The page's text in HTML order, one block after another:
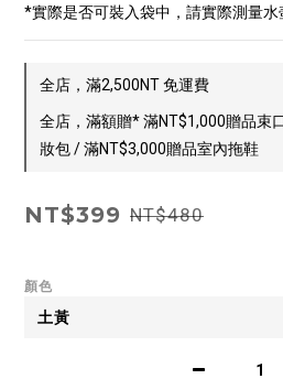
*實際是否可裝入袋中，請實際測量水
全店，滿2,500NT 免運費
全店，滿額贈* 滿NT$1,000贈品束
妝包 / 滿NT$3,000贈品室內拖鞋
NT$399 NT$480
顏色